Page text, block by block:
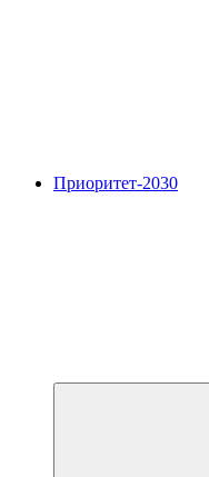
Приоритет-2030